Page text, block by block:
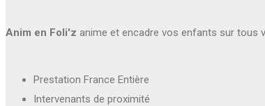
Anim en Foli'z anime et encadre vos enfants sur tous
Prestation France Entière
Intervenants de proximité